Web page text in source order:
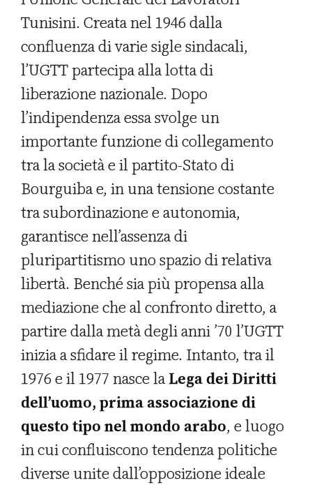
Tunisini. Creata nel 1946 dalla
confluenza di varie sigle sindacali,
l’UGTT partecipa alla lotta di
liberazione nazionale. Dopo
l’indipendenza essa svolge un
importante funzione di collegamento
tra la società e il partito-Stato di
Bourguiba e, in una tensione costante
tra subordinazione e autonomia,
garantisce nell’assenza di
pluripartitismo uno spazio di relativa
libertà. Benché sia più propensa alla
mediazione che al confronto diretto, a
partire dalla metà degli anni ’70 l’UGTT
inizia a sfidare il regime. Intanto, tra il
1976 e il 1977 nasce laLega dei Diritti
dell’uomo, prima associazione di
questo tipo nel mondo arabo, e luogo
in cui confluiscono tendenza politiche
diverse unite dall’opposizione ideale